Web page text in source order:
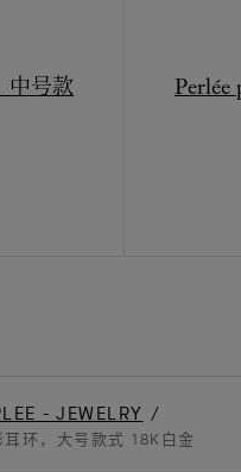
中号款
Perlée
- JEWELRY
耳环，大号款式 18K白金